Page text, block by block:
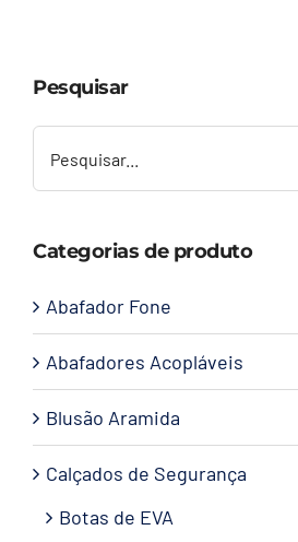
Contato
Pesquisar
Categorias de produto
Abafador Fone
Abafadores Acopláveis
Blusão Aramida
Calçados de Segurança
Botas de EVA